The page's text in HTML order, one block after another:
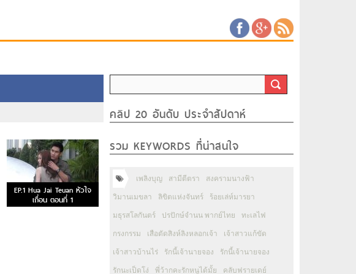
EP.1 Hua Jai Teuan หัวใจ
เถื่อน ตอนที่ 1
คลิป 20 อันดับ ประจำสัปดาห์
รวม KEYWORDS ที่น่าสนใจ
เพลิงบุญ สามีตีตรา สงครามนางฟ้า
วิมานเมขลา ลิขิตแห่งจันทร์ ร้อยเล่ห์มารยา
มธุรสโลกันตร์ ปรปักษ์จำนน พากย์ไทย ทะเลไฟ
กรงกรรม เสือตัดสิงห์ลิงหลอกเจ้า เจ้าสาวแก้ขัด
เจ้าสาวบ้านไร่ รักนี้เจ้านายจอง รักนี้เจ้านายจอง
รักนะเป็ดโง่ พี่ว้ากคะรักหนูได้มั้ย คลับฟรายเดย์